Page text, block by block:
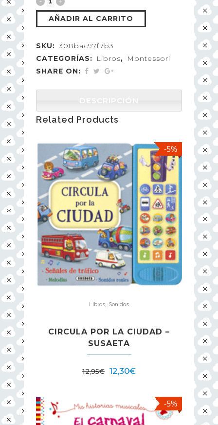
AÑADIR AL CARRITO
SKU: 308bac97f7b3
CATEGORÍAS:
Libros,
Montessori
SHARE ON:
DESCRIPCIÓN
Related Products
-5%
Libros Sonidos
CIRCULA POR LA CIUDAD –
SUSAETA
12,95€ 12,30€
-5%